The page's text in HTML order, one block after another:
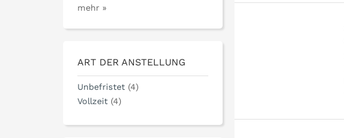
mehr »
ART DER ANSTELLUNG
Unbefristet (4)
Vollzeit (4)